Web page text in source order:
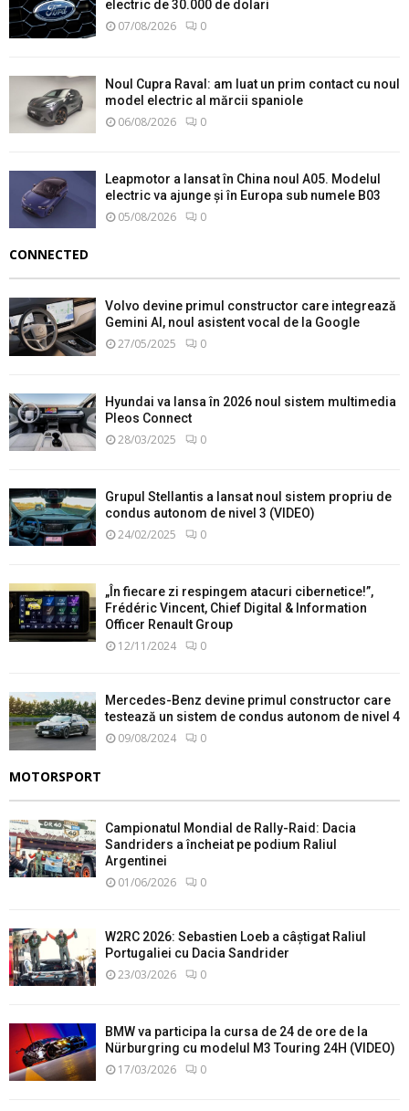
electric de 30.000 de dolari
07/08/2026 0
Noul Cupra Raval: am luat un prim contact cu noul
model electric al mărcii spaniole
06/08/2026 0
Leapmotor a lansat în China noul A05. Modelul
electric va ajunge și în Europa sub numele B03
05/08/2026 0
CONNECTED
Volvo devine primul constructor care integrează
Gemini AI, noul asistent vocal de la Google
27/05/2025 0
Hyundai va lansa în 2026 noul sistem multimedia
Pleos Connect
28/03/2025 0
Grupul Stellantis a lansat noul sistem propriu de
condus autonom de nivel 3 (VIDEO)
24/02/2025 0
„În fiecare zi respingem atacuri cibernetice!”,
Frédéric Vincent, Chief Digital & Information
Officer Renault Group
12/11/2024 0
Mercedes-Benz devine primul constructor care
testează un sistem de condus autonom de nivel 4
09/08/2024 0
MOTORSPORT
Campionatul Mondial de Rally-Raid: Dacia
Sandriders a încheiat pe podium Raliul
Argentinei
01/06/2026 0
W2RC 2026: Sebastien Loeb a câștigat Raliul
Portugaliei cu Dacia Sandrider
23/03/2026 0
BMW va participa la cursa de 24 de ore de la
Nürburgring cu modelul M3 Touring 24H (VIDEO)
17/03/2026 0